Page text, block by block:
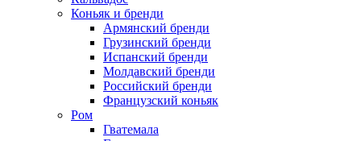
Коньяк и бренди
Армянский бренди
Грузинский бренди
Испанский бренди
Молдавский бренди
Российский бренди
Французский коньяк
Ром
Гватемала